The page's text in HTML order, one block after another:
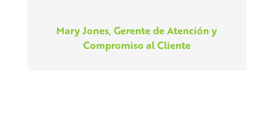
Mary Jones, Gerente de Atención y
Compromiso al Cliente